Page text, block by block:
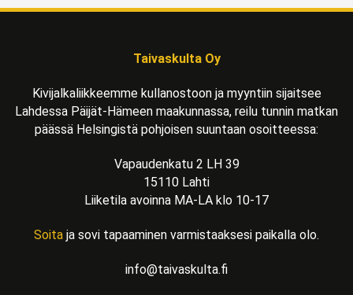
Taivaskulta Oy
Kivijalkaliikkeemme kullanostoon ja myyntiin sijaitsee
Lahdessa Päijät-Hämeen maakunnassa, reilu tunnin matkan
päässä Helsingistä pohjoisen suuntaan osoitteessa:
Vapaudenkatu 2 LH 39
15110 Lahti
Liiketila avoinna MA-LA klo 10-17
Soita ja sovi tapaaminen varmistaaksesi paikalla olo.
info@taivaskulta.fi